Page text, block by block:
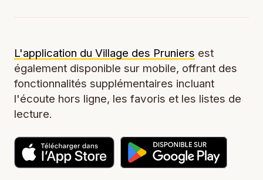
L'application du Village des Pruniers est
également disponible sur mobile, offrant des
fonctionnalités supplémentaires incluant
l'écoute hors ligne, les favoris et les listes de
lecture.